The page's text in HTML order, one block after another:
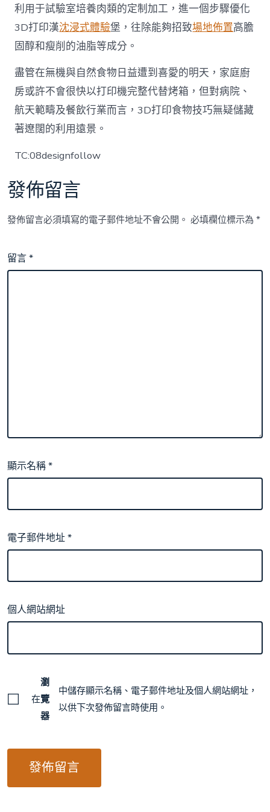
利用于試驗室培養肉類的定制加工，進一個步驟優化
3D打印漢沈浸式體驗堡，往除能夠招致場地佈置高膽
固醇和瘦削的油脂等成分。
盡管在無機與自然食物日益遭到喜愛的明天，家庭廚
房或許不會很快以打印機完整代替烤箱，但對病院、
航天範疇及餐飲行業而言，3D打印食物技巧無疑儲藏
著遼闊的利用遠景。
TC:08designfollow
發佈留言
發佈留言必須填寫的電子郵件地址不會公開。 必填欄位標示為*
留言*
顯示名稱*
電子郵件地址*
個人網站網址
在
瀏
覽
器
中儲存顯示名稱、電子郵件地址及個人網站網址，
以供下次發佈留言時使用。